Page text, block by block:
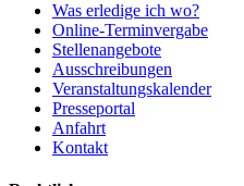
Was erledige ich wo?
Online-Terminvergabe
Stellenangebote
Ausschreibungen
Veranstaltungskalender
Presseportal
Anfahrt
Kontakt